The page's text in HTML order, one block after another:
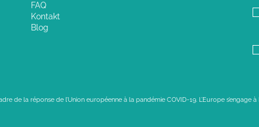
FAQ
Kontakt
Blog
de la réponse de l’Union européenne à la pandémie COVID-19. L’Europe s’engage à